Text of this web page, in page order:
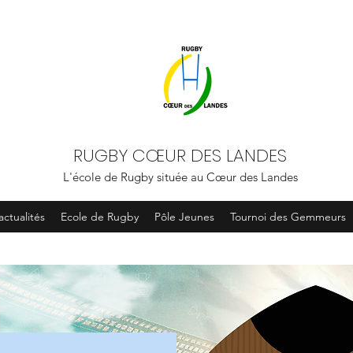
RUGBY CŒUR DES LANDES
L'école de Rugby située au Cœur des Landes
Ecole de Rugby Pôle Jeunes Tournoi des Gemmeurs